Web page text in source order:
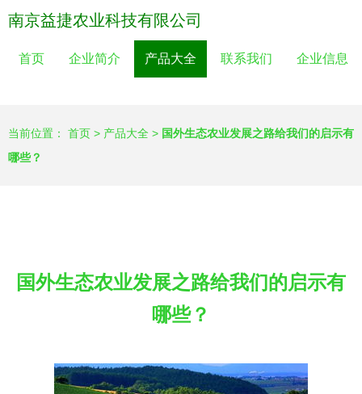
南京益捷农业科技有限公司
首页 企业简介 产品大全 联系我们 企业信息
当前位置： 首页 > 产品大全 > 国外生态农业发展之路给我们的启示有
哪些？
国外生态农业发展之路给我们的启示有
哪些？